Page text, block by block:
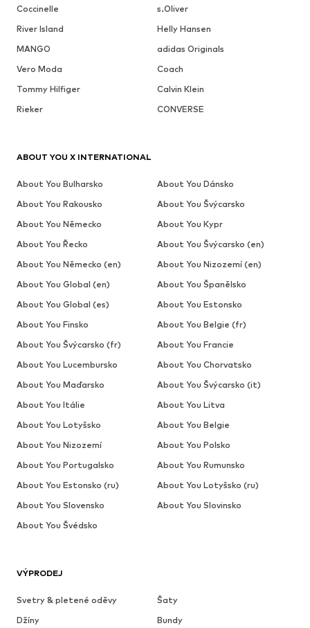
Coccinelle
s.Oliver
River Island
Helly Hansen
MANGO
adidas Originals
Vero Moda
Coach
Tommy Hilfiger
Calvin Klein
Rieker
CONVERSE
VÝPRODEJ
Svetry & pletené oděvy
Šaty
Džíny
Bundy
ABOUT YOU X INTERNATIONAL
About You Bulharsko
About You Dánsko
About You Rakousko
About You Švýcarsko
About You Německo
About You Kypr
About You Řecko
About You Švýcarsko (en)
About You Německo (en)
About You Nizozemí (en)
About You Global (en)
About You Španělsko
About You Global (es)
About You Estonsko
About You Finsko
About You Belgie (fr)
About You Švýcarsko (fr)
About You Francie
About You Lucembursko
About You Chorvatsko
About You Maďarsko
About You Švýcarsko (it)
About You Itálie
About You Litva
About You Lotyšsko
About You Belgie
About You Nizozemí
About You Polsko
About You Portugalsko
About You Rumunsko
About You Estonsko (ru)
About You Lotyšsko (ru)
About You Slovensko
About You Slovinsko
About You Švédsko